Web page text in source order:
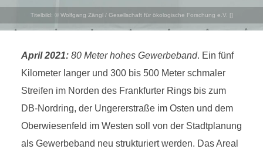
Titelbild: © Wolfgang Zängl / Gesellschaft für ökologische Forschung e.V. []
April 2021:80 Meter hohes Gewerbeband. Ein fünf
Kilometer langer und 300 bis 500 Meter schmaler
Streifen im Norden des Frankfurter Rings bis zum
DB-Nordring, der Ungererstraße im Osten und dem
Oberwiesenfeld im Westen soll von der Stadtplanung
als Gewerbeband neu strukturiert werden. Das Areal